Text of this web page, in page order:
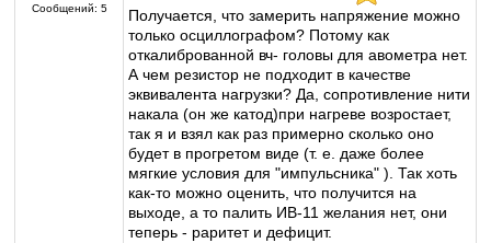
Сообщений: 5
Получается, что замерить напряжение можно
только осциллографом? Потому как
откалиброванной вч- головы для авометра нет.
А чем резистор не подходит в качестве
эквивалента нагрузки? Да, сопротивление нити
накала (он же катод)при нагреве возростает,
так я и взял как раз примерно сколько оно
будет в прогретом виде (т. е. даже более
мягкие условия для "импульсника" ). Так хоть
как-то можно оценить, что получится на
выходе, а то палить ИВ-11 желания нет, они
теперь - раритет и дефицит.